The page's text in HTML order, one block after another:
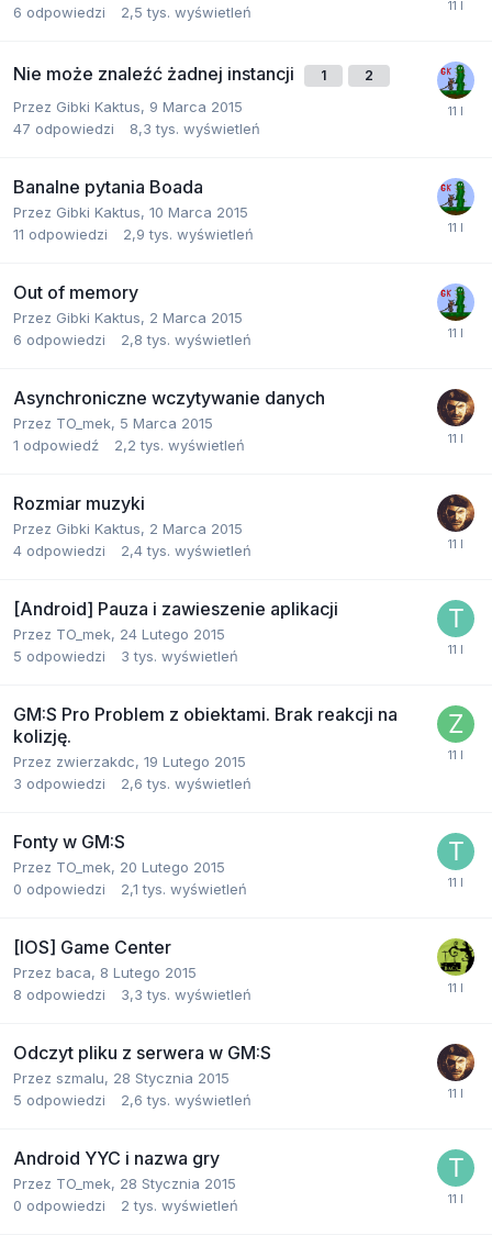
6 odpowiedzi 2,5 tys. wyświetleń
Nie może znaleźć żadnej instancji 1 2
Przez Gibki Kaktus, 9 Marca 2015
47 odpowiedzi 8,3 tys. wyświetleń
Banalne pytania Boada
Przez Gibki Kaktus, 10 Marca 2015
11 odpowiedzi 2,9 tys. wyświetleń
Out of memory
Przez Gibki Kaktus, 2 Marca 2015
6 odpowiedzi 2,8 tys. wyświetleń
Asynchroniczne wczytywanie danych
Przez TO_mek, 5 Marca 2015
1 odpowiedź 2,2 tys. wyświetleń
Rozmiar muzyki
Przez Gibki Kaktus, 2 Marca 2015
4 odpowiedzi 2,4 tys. wyświetleń
[Android] Pauza i zawieszenie aplikacji
Przez TO_mek, 24 Lutego 2015
5 odpowiedzi 3 tys. wyświetleń
GM:S Pro Problem z obiektami. Brak reakcji na
kolizję.
Przez zwierzakdc, 19 Lutego 2015
3 odpowiedzi 2,6 tys. wyświetleń
Fonty w GM:S
Przez TO_mek, 20 Lutego 2015
0 odpowiedzi 2,1 tys. wyświetleń
[IOS] Game Center
Przez baca, 8 Lutego 2015
8 odpowiedzi 3,3 tys. wyświetleń
Odczyt pliku z serwera w GM:S
Przez szmalu, 28 Stycznia 2015
5 odpowiedzi 2,6 tys. wyświetleń
Android YYC i nazwa gry
Przez TO_mek, 28 Stycznia 2015
0 odpowiedzi 2 tys. wyświetleń